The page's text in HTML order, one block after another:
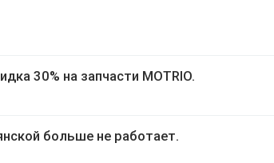
30% на запчасти MOTRIO.
больше не работает.